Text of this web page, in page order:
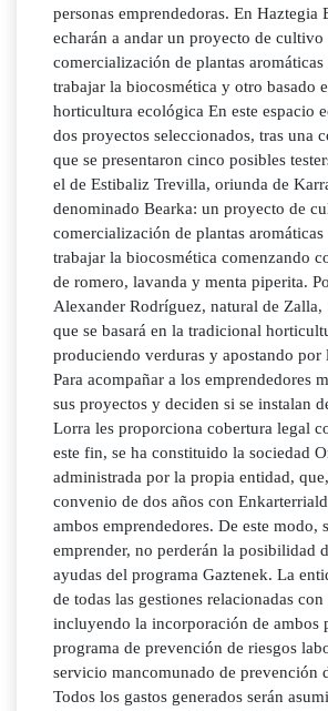
personas emprendedoras. En Haztegia
echarán a andar un proyecto de cultivo
comercialización de plantas
trabajar la biocosmética y otro basado
horticultura ecológica En este espacio
dos proyectos seleccionados, tras una
que se presentaron cinco posibles
el de Estibaliz Trevilla, oriunda de
denominado Bearka: un proyecto de
comercialización de plantas
trabajar la biocosmética comenzando
de romero, lavanda y menta piperita.
Alexander Rodríguez, natural de Zalla,
que se basará en la tradicional
produciendo verduras y apostando por
Para acompañar a los emprendedores
sus proyectos y deciden si se instalan
Lorra les proporciona cobertura legal
este fin, se ha constituido la sociedad
administrada por la propia entidad,
convenio de dos años con
ambos emprendedores. De este modo,
emprender, no perderán la posibilidad
ayudas del programa Gaztenek. La
de todas las gestiones relacionadas
incluyendo la incorporación de ambos
programa de prevención de riesgos
servicio mancomunado de prevención
Todos los gastos generados serán